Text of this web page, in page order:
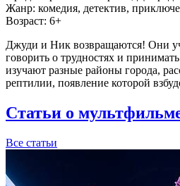
Жанр: комедия, детектив,
Возраст: 6+
Джуди и Ник возвращаются! Они
говорить о трудностях и
изучают разные районы города,
рептилии, появление которой
Статьи о
Все статьи